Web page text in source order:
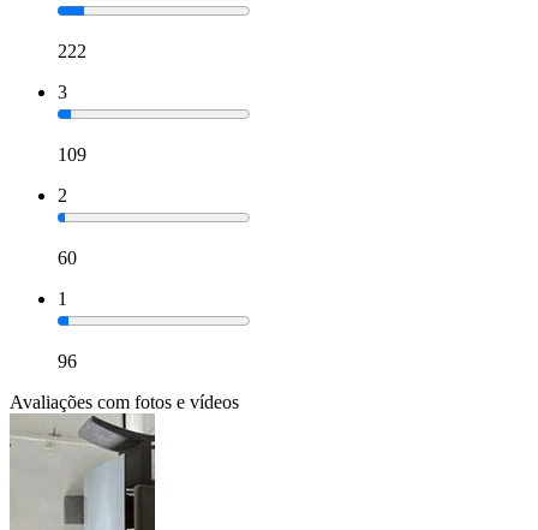
222
3
109
2
60
1
96
Avaliações com fotos e vídeos